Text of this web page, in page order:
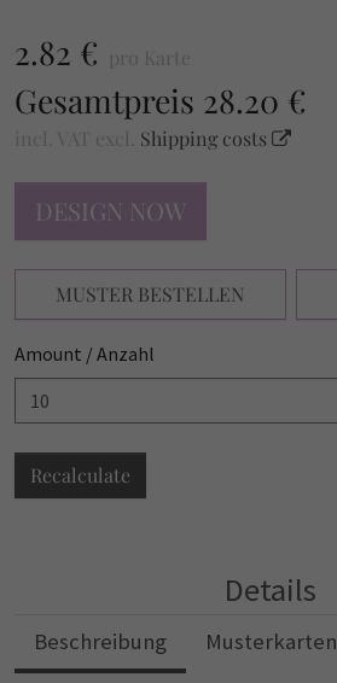
2.82 € pro Karte
Gesamtpreis 28.20 €
incl. VAT excl. Shipping costs
DESIGN NOW
MUSTER BESTELLEN
Amount / Anzahl
Recalculate
Details
Beschreibung Musterkarten